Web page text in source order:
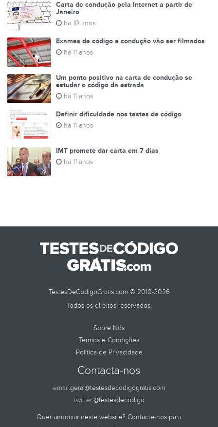
Carta de condução pela Internet a partir de
Janeiro
há 10 anos
Exames de código e condução vão ser filmados
há 11 anos
Um ponto positivo na carta de condução se
estudar o código da estrada
há 11 anos
Definir dificuldade nos testes de código
há 11 anos
IMT promete dar carta em 7 dias
há 11 anos
TestesDeCodigoGratis.com © 2010-2026
Todos os direitos reservados.
Sobre Nós
Termos e Condições
Política de Privacidade
Contacta-nos
email:geral@testesdecodigogratis.com
twitter:@testesdecodigo
Quer anunciar neste website? Contacte-nos para